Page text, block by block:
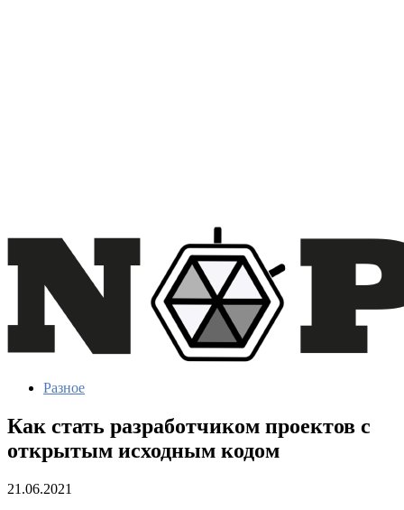
Разное
Как стать разработчиком проектов с
открытым исходным кодом
21.06.2021